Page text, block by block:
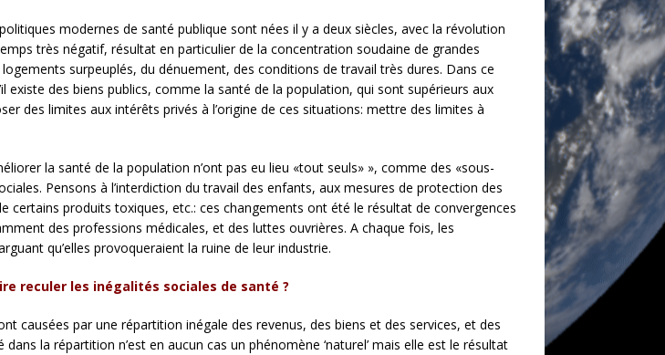
modernes de santé publique sont nées il y a deux siècles, avec la révolution
très négatif, résultat en particulier de la concentration soudaine de grandes
surpeuplés, du dénuement, des conditions de travail très dures. Dans ce
existe des biens publics, comme la santé de la population, qui sont supérieurs aux
des limites aux intérêts privés à l’origine de ces situations: mettre des limites à
la santé de la population n’ont pas eu lieu «tout seuls» », comme des «sous-
Pensons à l’interdiction du travail des enfants, aux mesures de protection des
certains produits toxiques, etc.: ces changements ont été le résultat de convergences
des professions médicales, et des luttes ouvrières. A chaque fois, les
qu’elles provoqueraient la ruine de leur industrie.
reculer les inégalités sociales de santé ?
causées par une répartition inégale des revenus, des biens et des services, et des
la répartition n’est en aucun cas un phénomène ‘naturel’ mais elle est le résultat